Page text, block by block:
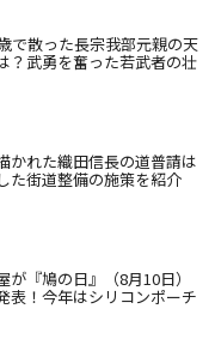
で散った長宗我部元親の天
？武勇を奮った若武者の壮
かれた織田信長の道普請は
た街道整備の施策を紹介
『鳩の日』（8月10日）
表！今年はシリコンポーチ